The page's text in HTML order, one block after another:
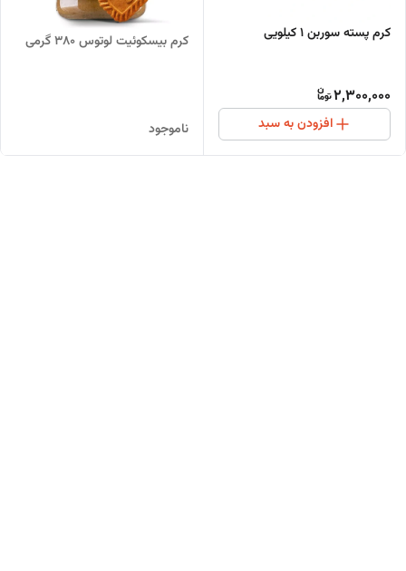
کرم پسته سوربن ۱ کیلویی
2,300,000
افزودن به سبد
کرم بیسکوئیت لوتوس 380 گرمی
ناموجود